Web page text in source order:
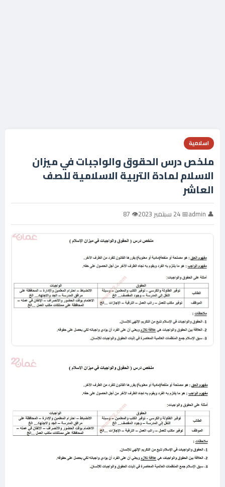
اسلامية
ملخص درس الحقوق والواجبات في ميزان
الاسلام لمادة التربية الاسلامية للصف
العاشر
👤 admin 📅 24 سبتمبر 2023 👁 87